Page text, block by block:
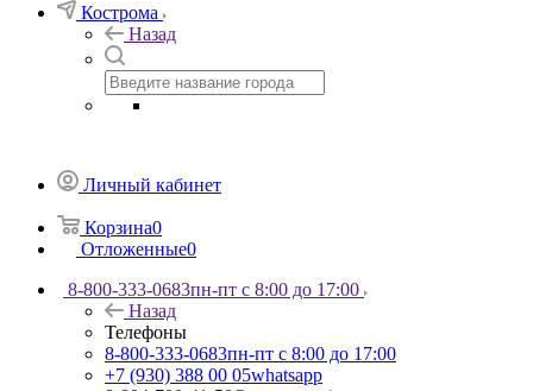
Кострома
Назад
Личный кабинет
Корзина0
Отложенные0
8-800-333-0683пн-пт с 8:00 до 17:00
Назад
Телефоны
8-800-333-0683пн-пт с 8:00 до 17:00
+7 (930) 388 00 05whatsapp